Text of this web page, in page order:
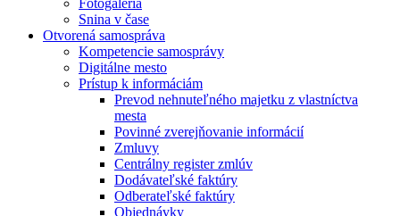
Fotogaléria
Snina v čase
Otvorená samospráva
Kompetencie samosprávy
Digitálne mesto
Prístup k informáciám
Prevod nehnuteľného majetku z vlastníctva
mesta
Povinné zverejňovanie informácií
Zmluvy
Centrálny register zmlúv
Dodávateľské faktúry
Odberateľské faktúry
Objednávky